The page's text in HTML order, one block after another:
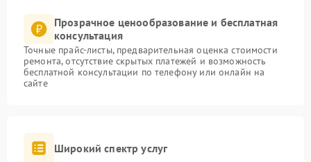
Прозрачное ценообразование и бесплатная
консультация
Точные прайс-листы, предварительная оценка стоимости
ремонта, отсутствие скрытых платежей и возможность
бесплатной консультации по телефону или онлайн на
сайте
Широкий спектр услуг